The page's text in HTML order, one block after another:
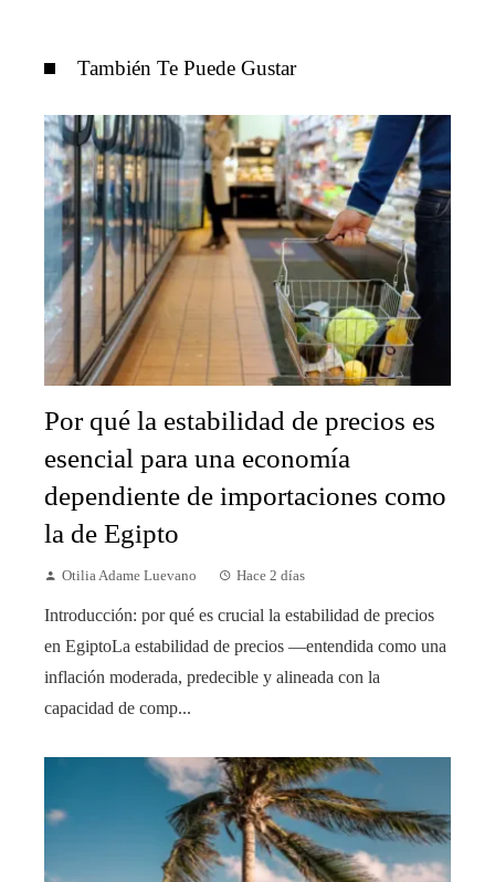
También Te Puede Gustar
Por qué la estabilidad de precios es
esencial para una economía
dependiente de importaciones como
la de Egipto
Otilia Adame Luevano Hace 2 días
Introducción: por qué es crucial la estabilidad de precios
en EgiptoLa estabilidad de precios —entendida como una
inflación moderada, predecible y alineada con la
capacidad de comp...